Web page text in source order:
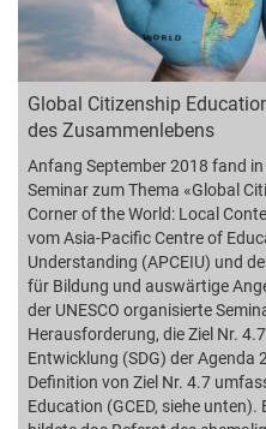
Global Citizenship
des Zusammenlebens
Anfang September 2018 fand
Seminar zum Thema «Global
Corner of the World: Local
vom Asia-Pacific Centre of
Understanding (APCEIU) und
für Bildung und auswärtige
der UNESCO organisierte
Herausforderung, die Ziel Nr.
Entwicklung (SDG) der Agenda
Definition von Ziel Nr. 4.7
Education (GCED, siehe